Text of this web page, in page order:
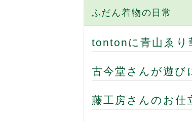
ふだん着物の日常
tontonに青山ゑり
古今堂さんが遊び
藤工房さんのお仕